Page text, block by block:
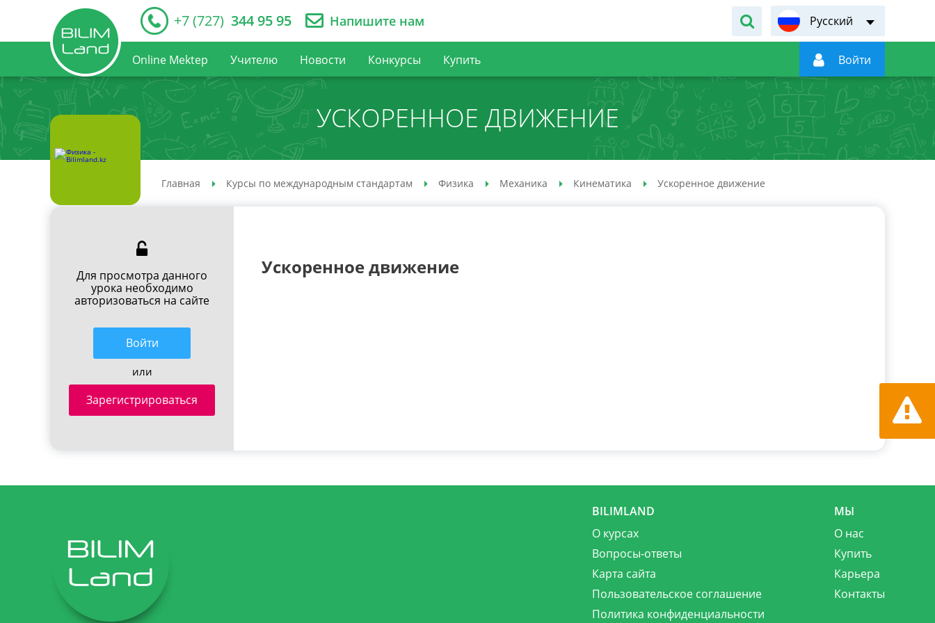
+7 (727) 344 95 95 Напишите нам Русский
Online Mektep Учителю Новости Конкурсы Купить  Войти
УСКОРЕННОЕ ДВИЖЕНИЕ
Главная Курсы по международным стандартам Физика Механика Кинематика Ускоренное движение
Для просмотра данного
урока необходимо
авторизоваться на сайте
Войти
или
Зарегистрироваться
Ускоренное движение
BILIMLAND
О курсах
Вопросы-ответы
Карта сайта
Пользовательское соглашение
Политика конфиденциальности
МЫ
О нас
Купить
Карьера
Контакты